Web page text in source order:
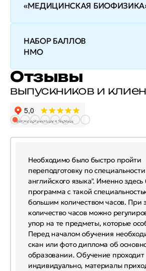
«МЕДИЦИНСКАЯ
НАБОР БАЛЛОВ
НМО
Отзывы
выпускников и
Необходимо было быстро пройти
переподготовку по
английского языка". Именно здесь
программа с такой
большим количеством часов. При
количество часов можно
упор на те предметы, которые
Перед началом обучения
скан или фото диплома об
образовании. Обучение проходит
индивидуально, материалы